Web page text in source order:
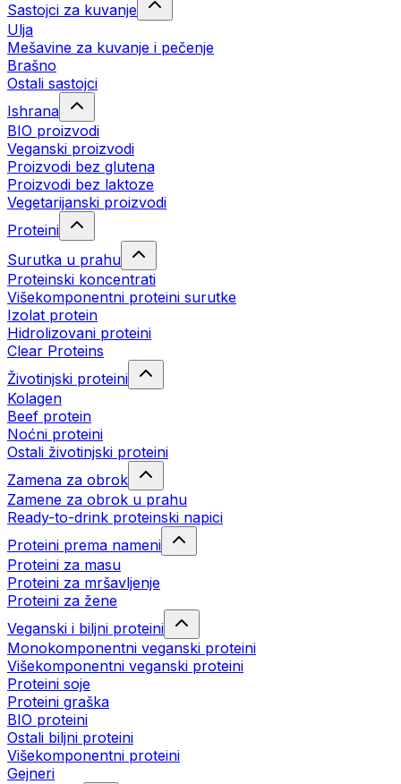
Sastojci za kuvanje
Ulja
Mešavine za kuvanje i pečenje
Brašno
Ostali sastojci
Ishrana
BIO proizvodi
Veganski proizvodi
Proizvodi bez glutena
Proizvodi bez laktoze
Vegetarijanski proizvodi
Proteini
Surutka u prahu
Proteinski koncentrati
Višekomponentni proteini surutke
Izolat protein
Hidrolizovani proteini
Clear Proteins
Životinjski proteini
Kolagen
Beef protein
Noćni proteini
Ostali životinjski proteini
Zamena za obrok
Zamene za obrok u prahu
Ready-to-drink proteinski napici
Proteini prema nameni
Proteini za masu
Proteini za mršavljenje
Proteini za žene
Veganski i biljni proteini
Monokomponentni veganski proteini
Višekomponentni veganski proteini
Proteini soje
Proteini graška
BIO proteini
Ostali biljni proteini
Višekomponentni proteini
Gejneri